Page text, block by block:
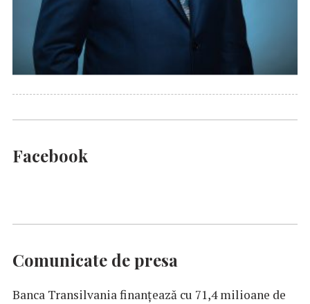
Facebook
Comunicate de presa
Banca Transilvania finanțează cu 71,4 milioane de